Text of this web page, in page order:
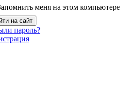
меня на этом компьютере
пароль?